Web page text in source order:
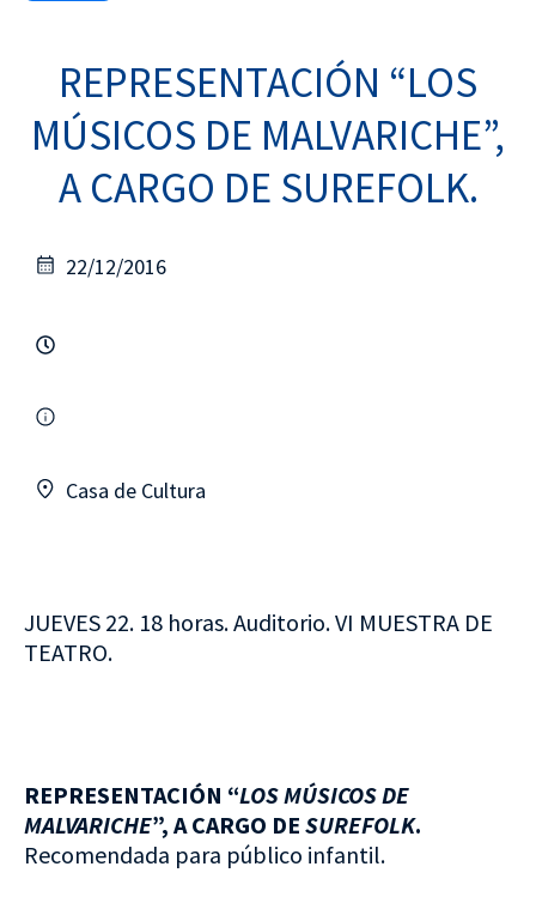
REPRESENTACIÓN “LOS
MÚSICOS DE MALVARICHE”,
A CARGO DE SUREFOLK.
22/12/2016
Casa de Cultura
JUEVES 22. 18 horas. Auditorio. VI MUESTRA DE
TEATRO.
REPRESENTACIÓN “LOS MÚSICOS DE
MALVARICHE”, A CARGO DE SUREFOLK.
Recomendada para público infantil.